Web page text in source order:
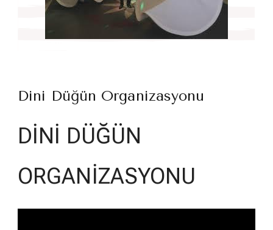
Dini Düğün Organizasyonu
DİNİ DÜĞÜN
ORGANİZASYONU